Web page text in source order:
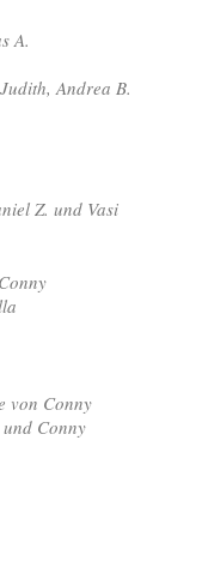
A.
Andrea B.
Z. und Vasi
von Conny
Conny